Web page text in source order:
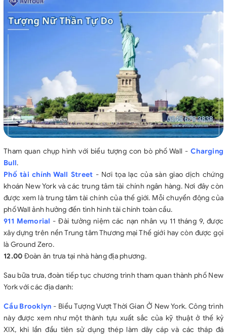
Tham quan chụp hình với biểu tượng con bò phố Wall - Charging
Bull.
Phố tài chính Wall Street - Nơi tọa lạc của sàn giao dịch chứng
khoán New York và các trung tâm tài chính ngân hàng. Nơi đây còn
được xem là trung tâm tài chính của thế giới. Mỗi chuyển động của
phố Wall ảnh hưởng đến tình hình tài chính toàn cầu.
911 Memorial - Đài tưởng niệm các nạn nhân vụ 11 tháng 9, được
xây dựng trên nền Trung tâm Thương mại Thế giới hay còn được gọi
là Ground Zero.
12.00 Đoàn ăn trưa tại nhà hàng địa phương.
Sau bữa trưa, đoàn tiếp tục chương trình tham quan thành phố New
York với các địa danh:
Cầu Brooklyn - Biểu Tượng Vượt Thời Gian Ở New York. Công trình
này được xem như một thành tựu xuất sắc của kỹ thuật ở thế kỷ
XIX, khi lần đầu tiên sử dụng thép làm dây cáp và các tháp đá